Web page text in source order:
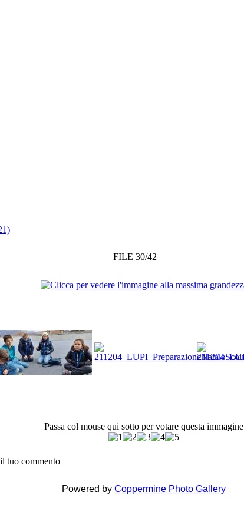
FILE 30/42
Passa col mouse qui sotto per votare questa immagine
tuo commento
Powered by Coppermine Photo Gallery